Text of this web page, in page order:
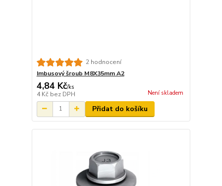
2 hodnocení
Imbusový šroub M8X35mm A2
4,84 Kč/ks
4 Kč bez DPH Není skladem
Přidat do košíku